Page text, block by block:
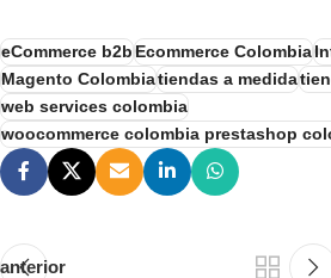
eCommerce b2b Ecommerce Colombia
Magento Colombiatiendas a medida
web services colombia
woocommerce colombia prestashop
anterior